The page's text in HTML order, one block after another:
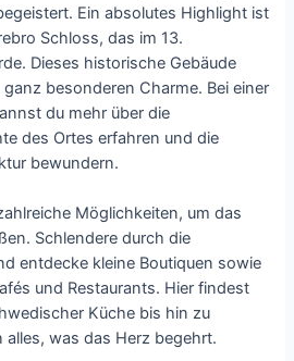
Ein absolutes Highlight ist
Schloss, das im 13.
Dieses historische Gebäude
besonderen Charme. Bei einer
du mehr über die
des Ortes erfahren und die
bewundern.
Möglichkeiten, um das
Schlendere durch die
entdecke kleine Boutiquen sowie
und Restaurants. Hier findest
Küche bis hin zu
alles, was das Herz begehrt.